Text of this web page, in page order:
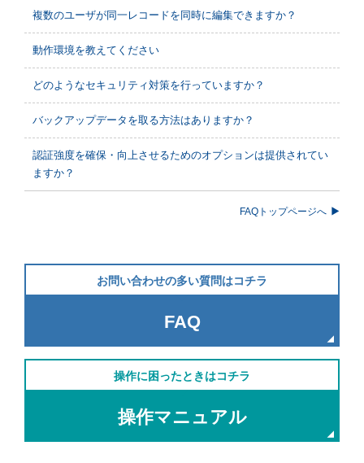
複数のユーザが同一レコードを同時に編集できますか？
動作環境を教えてください
どのようなセキュリティ対策を行っていますか？
バックアップデータを取る方法はありますか？
認証強度を確保・向上させるためのオプションは提供されてい
ますか？
FAQトップページへ
お問い合わせの多い質問はコチラ
FAQ
操作に困ったときはコチラ
操作マニュアル